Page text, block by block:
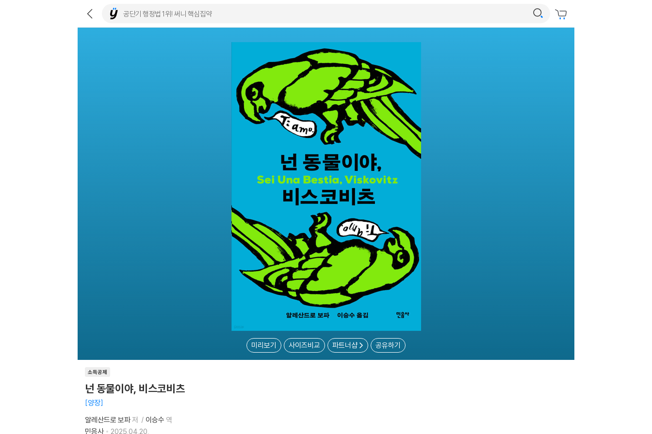
미리보기 사이즈비교 파트너샵 공유하기
소득공제
넌 동물이야, 비스코비츠
양장
알레산드로 보파저 이승수 역
민음사
2025.04.20.